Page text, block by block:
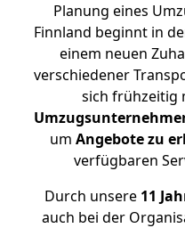
Planung eines
Finnland beginnt in
einem neuen
verschiedener
sich frühzeitig
um Angebote zu
verfügbaren
Durch unsere 11
auch bei der